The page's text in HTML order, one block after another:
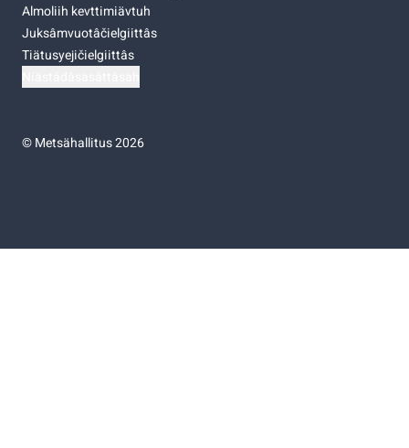
Almoliih kevttimiävtuh
Juksâmvuotâčielgiittâs
Tiätusyejičielgiittâs
©Metsähallitus 2026